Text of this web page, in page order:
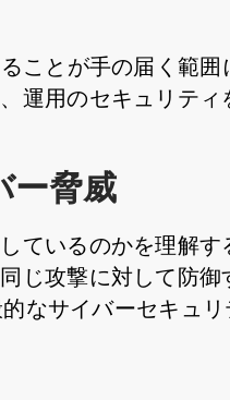
ことが手の届く範
運用のセキュリテ
ー脅威
ているのかを理解
じ攻撃に対して防
なサイバーセキュ